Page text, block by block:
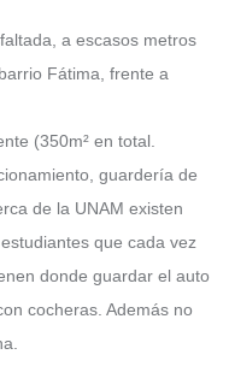
a escasos metros
Fátima, frente a
(350m² en total.
guardería de
de la UNAM existen
que cada vez
donde guardar el auto
cocheras. Además no